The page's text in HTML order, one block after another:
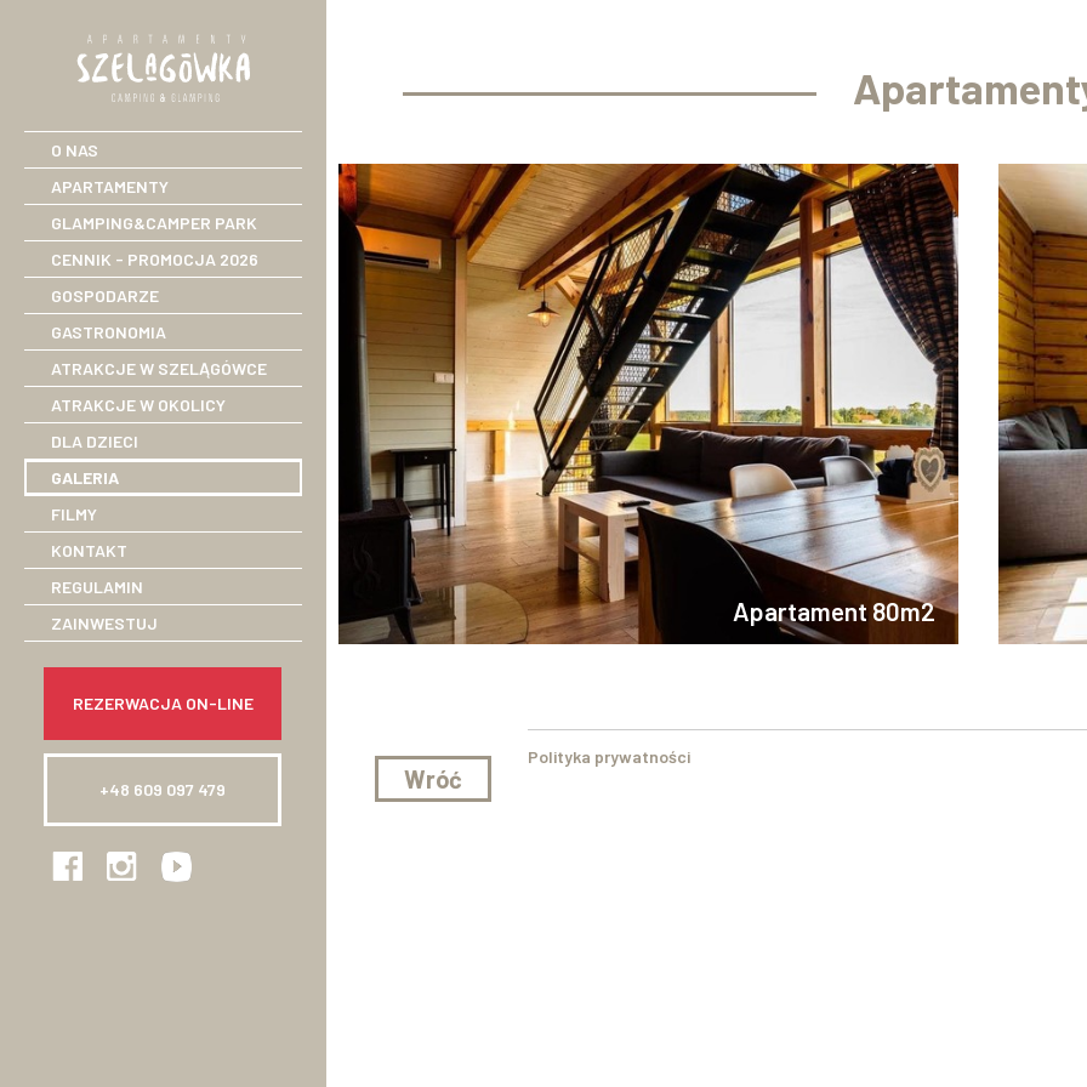
O NAS
APARTAMENTY
GLAMPING&CAMPER PARK
CENNIK - PROMOCJA 2026
GOSPODARZE
GASTRONOMIA
ATRAKCJE W SZELĄGÓWCE
ATRAKCJE W OKOLICY
DLA DZIECI
GALERIA
FILMY
KONTAKT
REGULAMIN
ZAINWESTUJ
REZERWACJA ON-LINE
+48 609 097 479
Apartament 80m2
Wróć
Polityka prywatności